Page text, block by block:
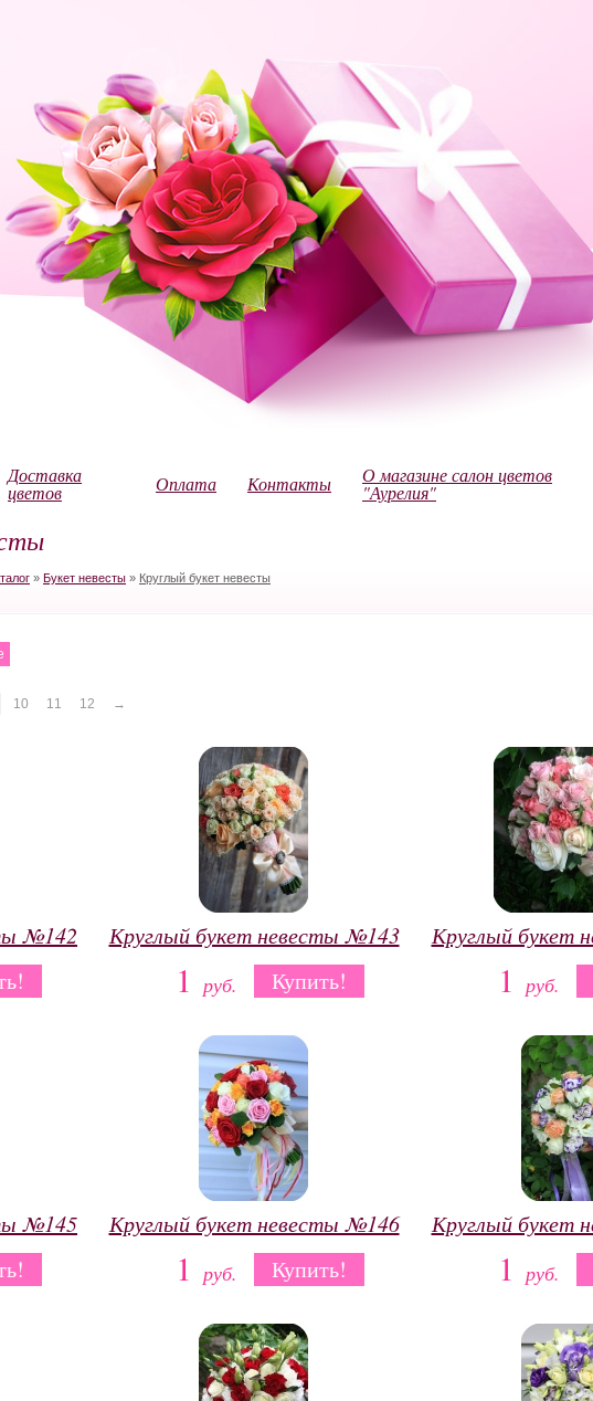
Доставка
цветов Оплата Контакты О магазине салон цветов
"Аурелия"
» Букет невесты » Круглый букет невесты
10 11 12 →
№142 Круглый букет невесты №143
1руб. Купить!
Круглый букет
1руб.
№145 Круглый букет невесты №146
1руб. Купить!
Круглый букет
1руб.